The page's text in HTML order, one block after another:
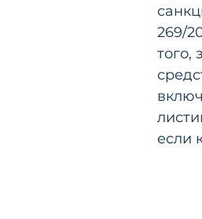
269/
того,
если